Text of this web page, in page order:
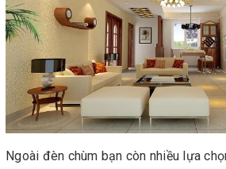
Ngoài đèn chùm bạn còn nhiều lựa